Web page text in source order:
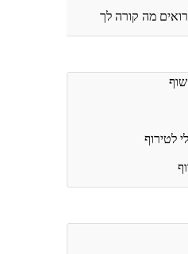
מה קורה לך
לטירוף